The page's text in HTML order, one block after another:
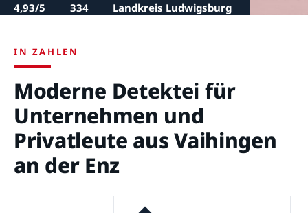
4,93/5 334 Landkreis Ludwigsburg
IN ZAHLEN
Moderne Detektei für
Unternehmen und
Privatleute aus Vaihingen
an der Enz